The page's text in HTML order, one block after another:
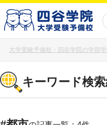
大学受験予備校・四谷学院の学部
キーワード検